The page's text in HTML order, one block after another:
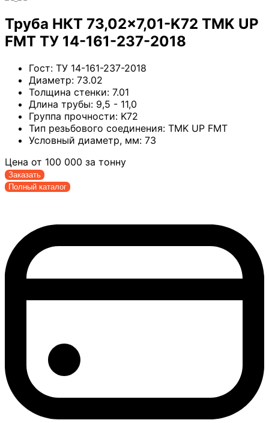
Труба НКТ 73,02×7,01-K72 TMK UP
FMT ТУ 14-161-237-2018
Гост: ТУ 14-161-237-2018
Диаметр: 73.02
Толщина стенки: 7.01
Длина трубы: 9,5 - 11,0
Группа прочности: K72
Тип резьбового соединения: TMK UP FMT
Условный диаметр, мм: 73
Цена от 100 000 за тонну
Заказать
Полный каталог